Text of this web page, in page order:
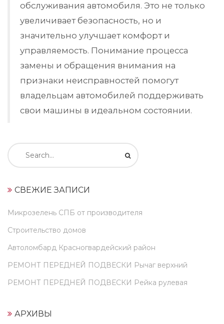
обслуживания автомобиля. Это не только
увеличивает безопасность, но и
значительно улучшает комфорт и
управляемость. Понимание процесса
замены и обращения внимания на
признаки неисправностей помогут
владельцам автомобилей поддерживать
свои машины в идеальном состоянии.
Искать:
СВЕЖИЕ ЗАПИСИ
Микрозелень СПБ от производителя
Строительство домов
Автоломбард Красногвардейский район
РЕМОНТ ПЕРЕДНЕЙ ПОДВЕСКИ Рычаг верхний
РЕМОНТ ПЕРЕДНЕЙ ПОДВЕСКИ Рейка рулевая
АРХИВЫ